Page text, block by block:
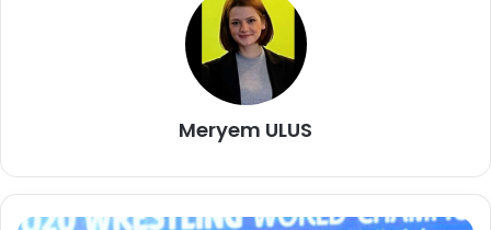
Meryem ULUS